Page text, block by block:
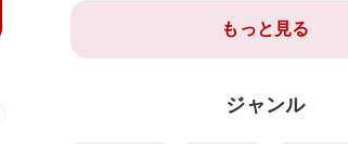
もっと見る
ジャンル